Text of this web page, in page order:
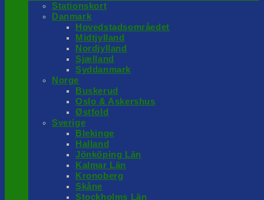
Stationskort
Danmark
Hovedstadsområedet
Midtjylland
Nordjylland
Sjælland
Syddanmark
Norge
Buskerud
Oslo & Askershus
Østfold
Sverige
Blekinge
Halland
Jönköping Län
Kalmar Län
Kronoberg
Skåne
Stockholms Län